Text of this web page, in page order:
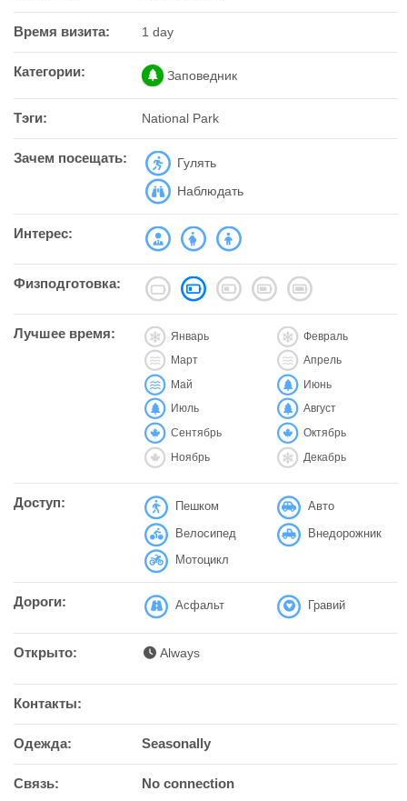
Время визита: 1 day
Категории: Заповедник
Тэги: National Park
Зачем посещать:
Гулять
Наблюдать
Интерес:
Физподготовка:
Лучшее время: Январь Февраль
Март Апрель
Май Июнь
Июль Август
Сентябрь Октябрь
Ноябрь Декабрь
Доступ: Пешком
Авто
Велосипед
Внедорожник
Мотоцикл
Дороги: Асфальт Гравий
Открыто: Always
Контакты:
Одежда: Seasonally
Связь: No connection